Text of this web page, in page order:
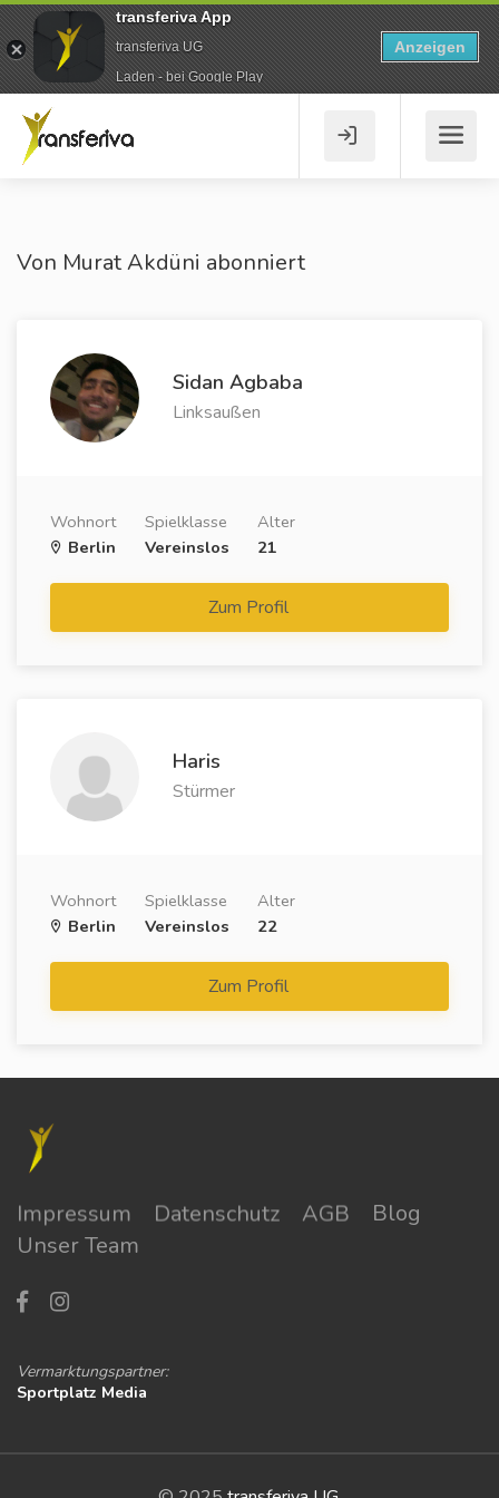
Von Murat Akdüni abonniert
Sidan Agbaba
Linksaußen
Wohnort
Berlin
Spielklasse
Vereinslos
Alter
21
Zum Profil
Haris
Stürmer
Wohnort
Berlin
Spielklasse
Vereinslos
Alter
22
Zum Profil
Impressum Datenschutz AGB
Blog
Unser Team
Vermarktungspartner:
Sportplatz Media
transferiva App
transferiva UG
Laden - bei Google Play
Anzeigen